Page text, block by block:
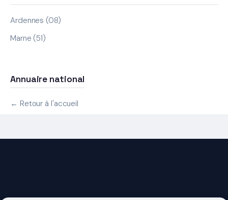
Ardennes (08)
Marne (51)
Annuaire national
← Retour à l'accueil